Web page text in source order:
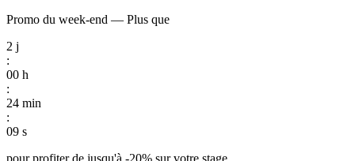
Promo du week-end — Plus que
2 j
:
00 h
:
24 min
:
08 s
pour profiter de jusqu'à -20% sur votre stage